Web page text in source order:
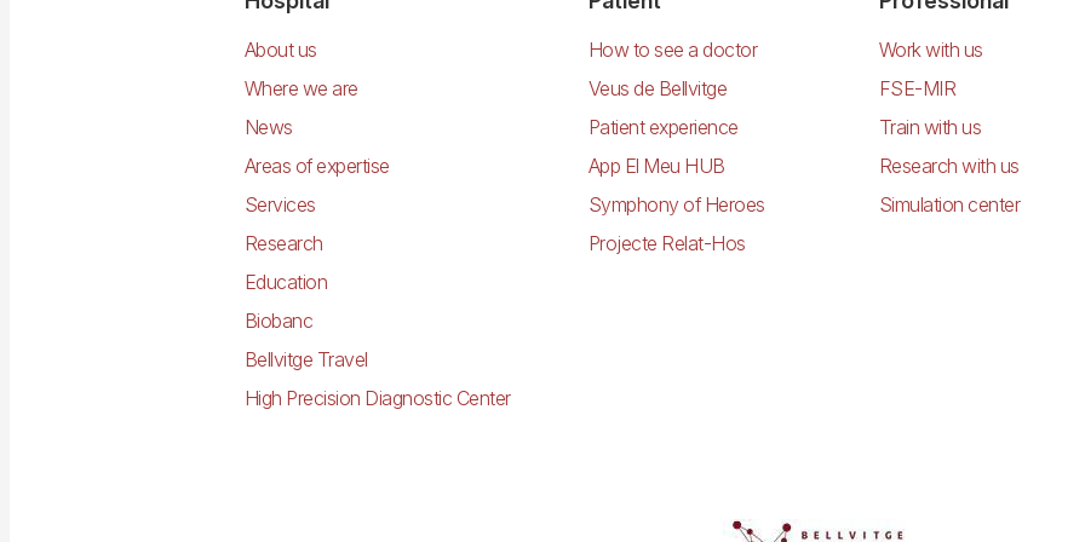
About us
Where we are
News
Areas of expertise
Services
Research
Education
Biobanc
Bellvitge Travel
High Precision Diagnostic Center
How to see a doctor
Veus de Bellvitge
Patient experience
App El Meu HUB
Symphony of Heroes
Projecte Relat-Hos
Work with us
FSE-MIR
Train with us
Research with us
Simulation center